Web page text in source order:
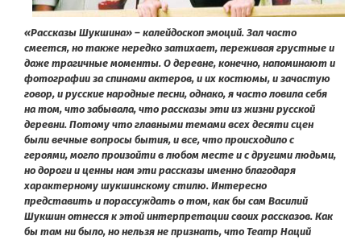
«Рассказы Шукшина» – калейдоскоп эмоций. Зал часто
смеется, но также нередко затихает, переживая грустные и
даже трагичные моменты. О деревне, конечно, напоминают и
фотографии за спинами актеров, и их костюмы, и зачастую
говор, и русские народные песни, однако, я часто ловила себя
на том, что забывала, что рассказы эти из жизни русской
деревни. Потому что главными темами всех десяти сцен
были вечные вопросы бытия, и все, что происходило с
героями, могло произойти в любом месте и с другими людьми,
но дороги и ценны нам эти рассказы именно благодаря
характерному шукшинскому стилю. Интересно
представить и порассуждать о том, как бы сам Василий
Шукшин отнесся к этой интерпретации своих рассказов. Как
бы там ни было, но нельзя не признать, что Театр Наций